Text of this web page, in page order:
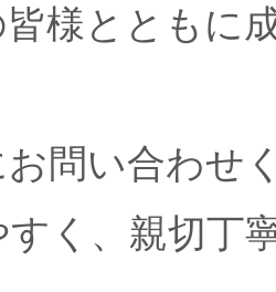
様とともに
お問い合わせ
く、親切丁